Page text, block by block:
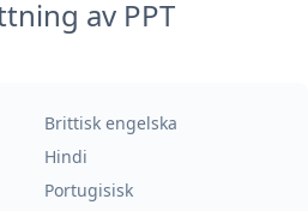
av PPT
Brittisk engelska
Hindi
Portugisisk